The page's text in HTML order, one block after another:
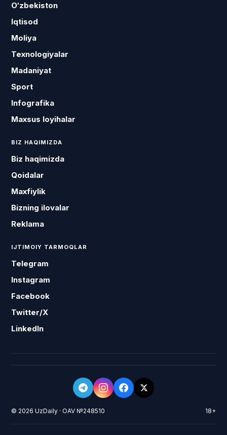
O‘zbekiston
Iqtisod
Moliya
Texnologiyalar
Madaniyat
Sport
Infografika
Maxsus loyihalar
BIZ HAQIMIZDA
Biz haqimizda
Qoidalar
Maxfiylik
Bizning ilovalar
Reklama
IJTIMOIY TARMOQLAR
Telegram
Instagram
Facebook
Twitter/X
LinkedIn
© 2026 UzDaily · OAV №248510 18+